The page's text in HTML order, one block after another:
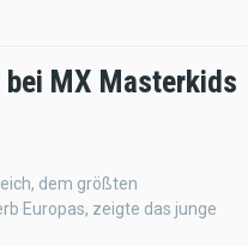
MX Masterkids
dem größten
Europas, zeigte das junge